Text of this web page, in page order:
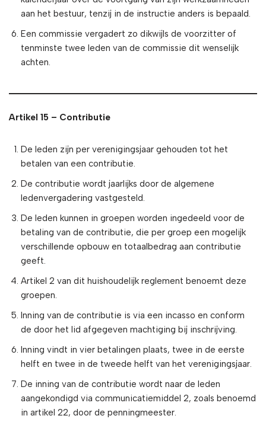
aan het bestuur, tenzij in de instructie anders is bepaald.
Een commissie vergadert zo dikwijls de voorzitter of
tenminste twee leden van de commissie dit wenselijk
achten.
Artikel 15 – Contributie
De leden zijn per verenigingsjaar gehouden tot het
betalen van een contributie.
De contributie wordt jaarlijks door de algemene
ledenvergadering vastgesteld.
De leden kunnen in groepen worden ingedeeld voor de
betaling van de contributie, die per groep een mogelijk
verschillende opbouw en totaalbedrag aan contributie
geeft.
Artikel 2 van dit huishoudelijk reglement benoemt deze
groepen.
Inning van de contributie is via een incasso en conform
de door het lid afgegeven machtiging bij inschrijving.
Inning vindt in vier betalingen plaats, twee in de eerste
helft en twee in de tweede helft van het verenigingsjaar.
De inning van de contributie wordt naar de leden
aangekondigd via communicatiemiddel 2, zoals benoemd
in artikel 22, door de penningmeester.